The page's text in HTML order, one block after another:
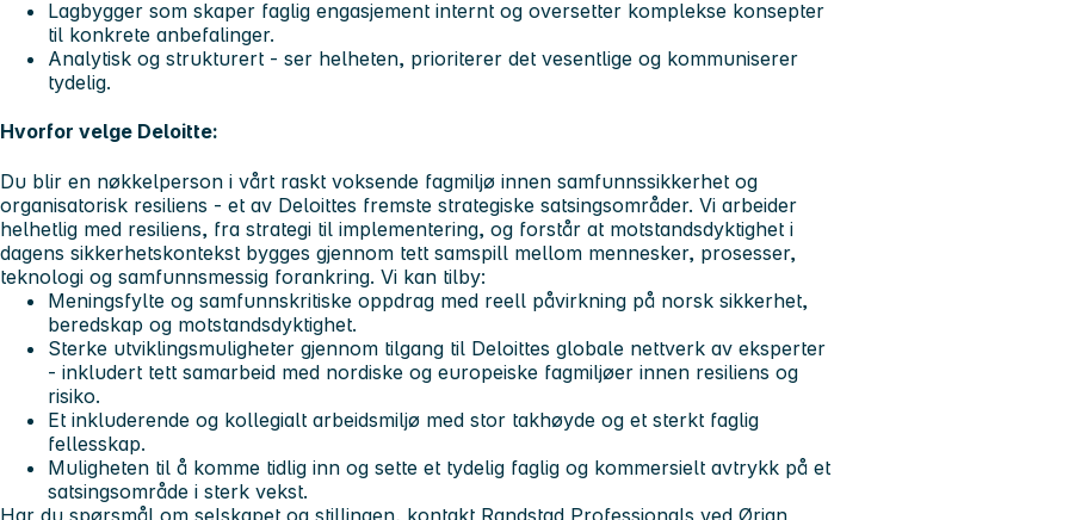
Lagbygger som skaper faglig engasjement internt og oversetter komplekse konsepter
til konkrete anbefalinger.
Analytisk og strukturert - ser helheten, prioriterer det vesentlige og kommuniserer
tydelig.
Hvorfor velge Deloitte:
Du blir en nøkkelperson i vårt raskt voksende fagmiljø innen samfunnssikkerhet og
organisatorisk resiliens - et av Deloittes fremste strategiske satsingsområder. Vi arbeider
helhetlig med resiliens, fra strategi til implementering, og forstår at motstandsdyktighet i
dagens sikkerhetskontekst bygges gjennom tett samspill mellom mennesker, prosesser,
teknologi og samfunnsmessig forankring. Vi kan tilby:
Meningsfylte og samfunnskritiske oppdrag med reell påvirkning på norsk sikkerhet,
beredskap og motstandsdyktighet.
Sterke utviklingsmuligheter gjennom tilgang til Deloittes globale nettverk av eksperter
- inkludert tett samarbeid med nordiske og europeiske fagmiljøer innen resiliens og
risiko.
Et inkluderende og kollegialt arbeidsmiljø med stor takhøyde og et sterkt faglig
fellesskap.
Muligheten til å komme tidlig inn og sette et tydelig faglig og kommersielt avtrykk på et
satsingsområde i sterk vekst.
Har du spørsmål om selskapet og stillingen, kontakt Randstad Professionals ved Ørjan